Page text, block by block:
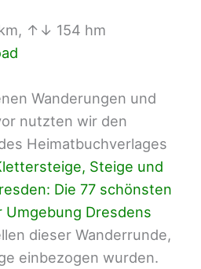
↑↓ 154 hm
Wanderungen und
nutzten wir den
Heimatbuchverlages
Steige und
Die 77 schönsten
Umgebung Dresdens
dieser Wanderrunde,
einbezogen wurden.